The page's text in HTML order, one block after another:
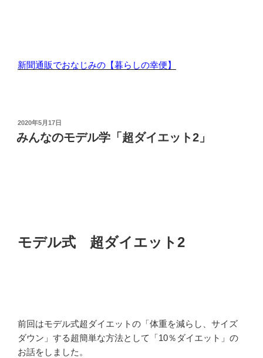
新聞通販でおなじみの【暮らしの幸便】
投
稿
日:
2020年5月17日
みんなのモデル学「超ダイエット2」
モデル式 超ダイエット2
前回はモデル式超ダイエットの「体重を減らし、サイズ
ダウン」する超簡単な方法として「10％ダイエット」の
お話をしました。